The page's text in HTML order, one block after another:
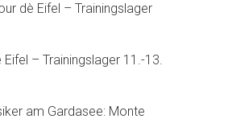
dè Eifel – Trainingslager
Eifel – Trainingslager 11.-13.
am Gardasee: Monte